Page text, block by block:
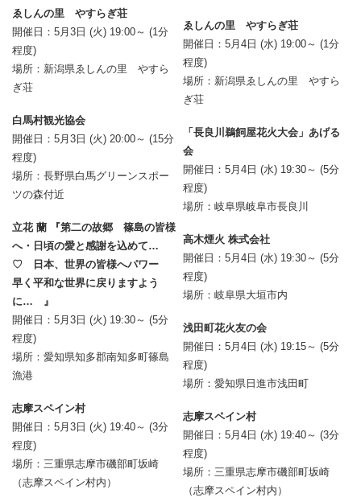
ゑしんの里 やすらぎ荘
開催日：5月3日 (火) 19:00～ (1分
程度)
場所：新潟県ゑしんの里 やすら
ぎ荘
白馬村観光協会
開催日：5月3日 (火) 20:00～ (15分
程度)
場所：長野県白馬グリーンスポー
ツの森付近
立花 蘭 『第二の故郷 篠島の皆様
へ・日頃の愛と感謝を込めて…
♡ 日本、世界の皆様へパワー
早く平和な世界に戻りますよう
に… 』
開催日：5月3日 (火) 19:30～ (5分
程度)
場所：愛知県知多郡南知多町篠島
漁港
志摩スペイン村
開催日：5月3日 (火) 19:40～ (3分
程度)
場所：三重県志摩市磯部町坂崎
（志摩スペイン村内）
ゑしんの里 やすらぎ荘
開催日：5月4日 (水) 19:00～ (1分
程度)
場所：新潟県ゑしんの里 やすら
ぎ荘
「長良川鵜飼屋花火大会」あげる
会
開催日：5月4日 (水) 19:30～ (5分
程度)
場所：岐阜県岐阜市長良川
高木煙火 株式会社
開催日：5月4日 (水) 19:30～ (5分
程度)
場所：岐阜県大垣市内
浅田町花火友の会
開催日：5月4日 (水) 19:15～ (5分
程度)
場所：愛知県日進市浅田町
志摩スペイン村
開催日：5月4日 (水) 19:40～ (3分
程度)
場所：三重県志摩市磯部町坂崎
（志摩スペイン村内）